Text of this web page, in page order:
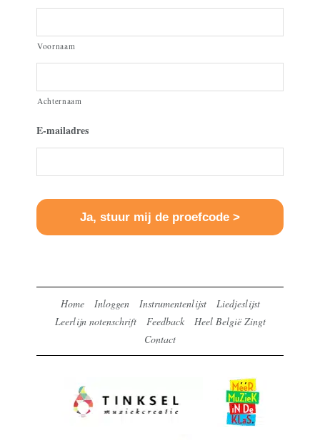
Voornaam
Achternaam
E-mailadres
Home Inloggen Instrumentenlijst
Liedjeslijst
Leerlijn notenschrift
Feedback
Heel België Zingt
Contact